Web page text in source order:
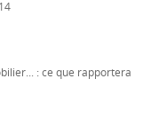
: ce que rapportera